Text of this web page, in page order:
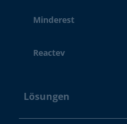
Minderest
Reactev
Lösungen